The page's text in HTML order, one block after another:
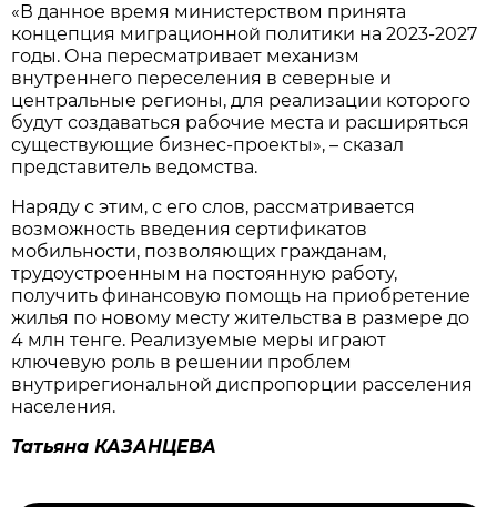
«В данное время министерством принята
концепция миграционной политики на 2023-2027
годы. Она пересматривает механизм
внутреннего переселения в северные и
центральные регионы, для реализации которого
будут создаваться рабочие места и расширяться
существующие бизнес-проекты», – сказал
представитель ведомства.
Наряду с этим, с его слов, рассматривается
возможность введения сертификатов
мобильности, позволяющих гражданам,
трудоустроенным на постоянную работу,
получить финансовую помощь на приобретение
жилья по новому месту жительства в размере до
4 млн тенге. Реализуемые меры играют
ключевую роль в решении проблем
внутрирегиональной диспропорции расселения
населения.
Татьяна КАЗАНЦЕВА